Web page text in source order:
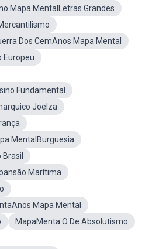
Mapa MentalLetras Grandes
Dos CemAnos Mapa Mental
Europeu
Fundamental
Joelza
MentalBurguesia
Marítima
Mapa Mental
MapaMenta O De Absolutismo